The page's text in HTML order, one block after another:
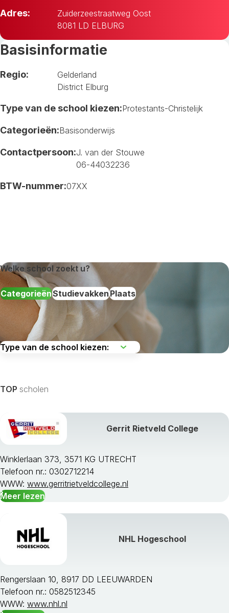
Adres:
Zuiderzeestraatweg Oost
8081 LD ELBURG
Basisinformatie
Regio:
Gelderland
District Elburg
Type van de school kiezen:Protestants-Christelijk
Categorieën:Basisonderwijs
Contactpersoon:J. van der Stouwe
06-44032236
BTW-nummer:07XX
Welke school zoekt u?
CategorieënStudievakkenPlaats
Alle studievakken weergeven »
TOP scholen
Gerrit Rietveld College
Winklerlaan 373, 3571 KG UTRECHT
Telefoon nr.: 0302712214
WWW: www.gerritrietveldcollege.nl
Meer lezen
NHL Hogeschool
Rengerslaan 10, 8917 DD LEEUWARDEN
Telefoon nr.: 0582512345
WWW: www.nhl.nl